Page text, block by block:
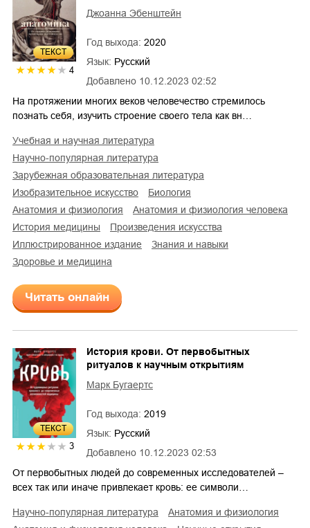
ТЕКСТ
4
Добавлено 10.12.2023 02:52
Джоанна Эбенштейн
Год выхода: 2020
Язык: Русский
На протяжении многих веков человечество стремилось
познать себя, изучить строение своего тела как вн…
учебная и научная литература
научно-популярная литература
зарубежная образовательная литература
изобразительное искусство
биология
анатомия и физиология
анатомия и физиология человека
история медицины
произведения искусства
иллюстрированное издание
знания и навыки
здоровье и медицина
Читать онлайн
ТЕКСТ
3
Добавлено 10.12.2023 02:53
История крови. От первобытных
ритуалов к научным открытиям
Марк Бугаертс
Год выхода: 2019
Язык: Русский
От первобытных людей до современных исследователей –
всех так или иначе привлекает кровь: ее символи…
научно-популярная литература
анатомия и физиология